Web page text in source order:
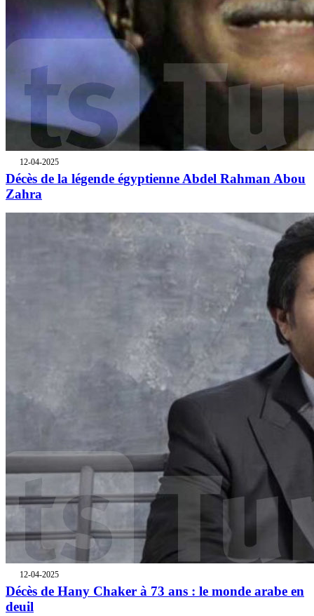
12-04-2025
Décès de la légende égyptienne Abdel Rahman Abou
Zahra
12-04-2025
Décès de Hany Chaker à 73 ans : le monde arabe en
deuil